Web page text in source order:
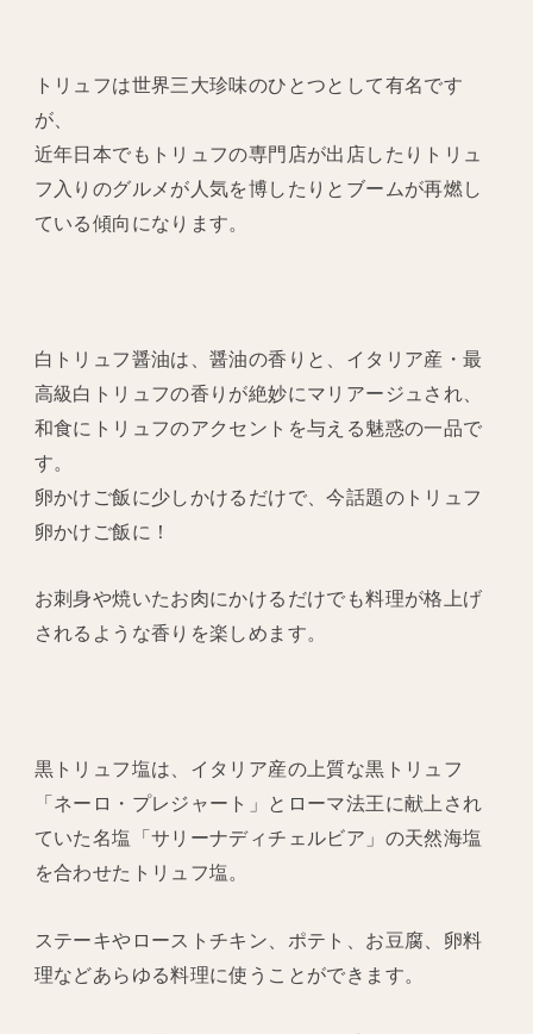
トリュフは世界三大珍味のひとつとして有名です
が、
近年日本でもトリュフの専門店が出店したりトリュ
フ入りのグルメが人気を博したりとブームが再燃し
ている傾向になります。
白トリュフ醤油は、醤油の香りと、イタリア産・最
高級白トリュフの香りが絶妙にマリアージュされ、
和食にトリュフのアクセントを与える魅惑の一品で
す。
卵かけご飯に少しかけるだけで、今話題のトリュフ
卵かけご飯に！
お刺身や焼いたお肉にかけるだけでも料理が格上げ
されるような香りを楽しめます。
黒トリュフ塩は、イタリア産の上質な黒トリュフ
「ネーロ・プレジャート」とローマ法王に献上され
ていた名塩「サリーナディチェルビア」の天然海塩
を合わせたトリュフ塩。
ステーキやローストチキン、ポテト、お豆腐、卵料
理などあらゆる料理に使うことができます。